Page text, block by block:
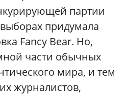
партии
придумала
Fancy Bear. Но,
части обычных
мира, и тем
журналистов,